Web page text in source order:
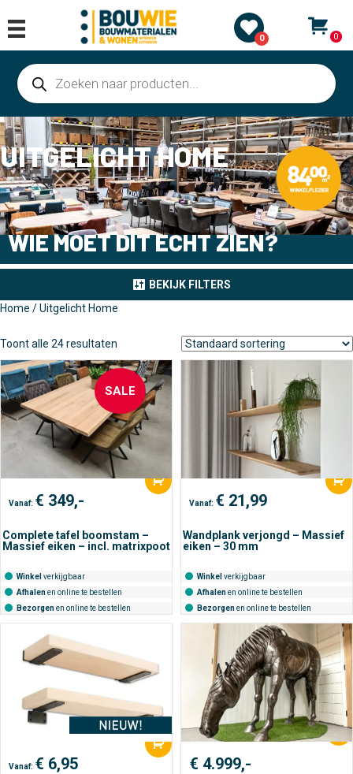
0 0
Producten
zoeken
UITGELICHT HOME
WIE MOET DIT ECHT ZIEN?
BEKIJK FILTERS
Home / Uitgelicht Home
Toont alle 24 resultaten
SALE
Vanaf: € 349,-
Complete tafel boomstam –
Massief eiken – incl. matrixpoot
Winkel verkijgbaar
Afhalenen online te bestellen
Bezorgenen online te bestellen
Vanaf: € 21,99
Wandplank verjongd – Massief
eiken – 30 mm
Winkel verkijgbaar
Afhalenen online te bestellen
Bezorgenen online te bestellen
Vanaf: € 6,95 € 4.999,-